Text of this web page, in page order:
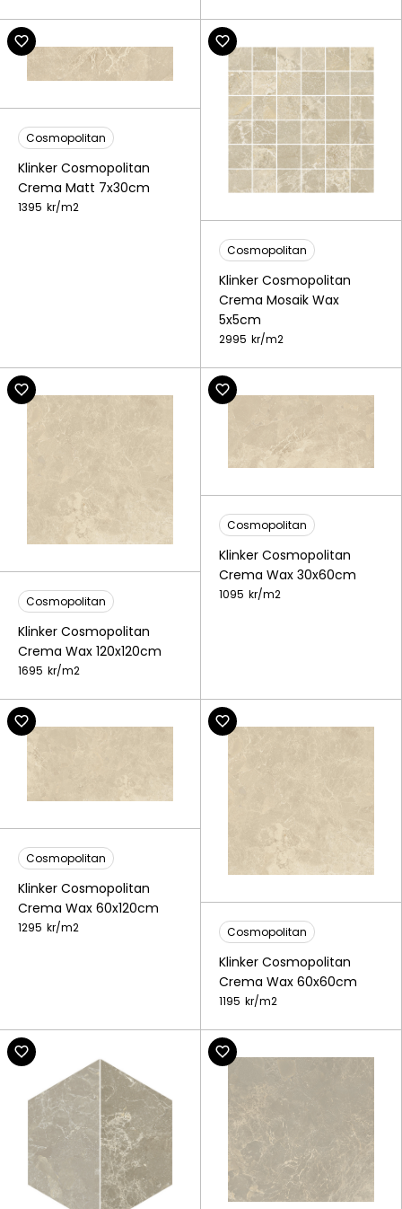
Cosmopolitan
Klinker Cosmopolitan
Crema Matt 7x30cm
1395 kr/m2
Cosmopolitan
Klinker Cosmopolitan
Crema Mosaik Wax
5x5cm
2995 kr/m2
Cosmopolitan
Klinker Cosmopolitan
Crema Wax 120x120cm
1695 kr/m2
Cosmopolitan
Klinker Cosmopolitan
Crema Wax 30x60cm
1095 kr/m2
Cosmopolitan
Klinker Cosmopolitan
Crema Wax 60x120cm
1295 kr/m2 Cosmopolitan
Klinker Cosmopolitan
Crema Wax 60x60cm
1195 kr/m2